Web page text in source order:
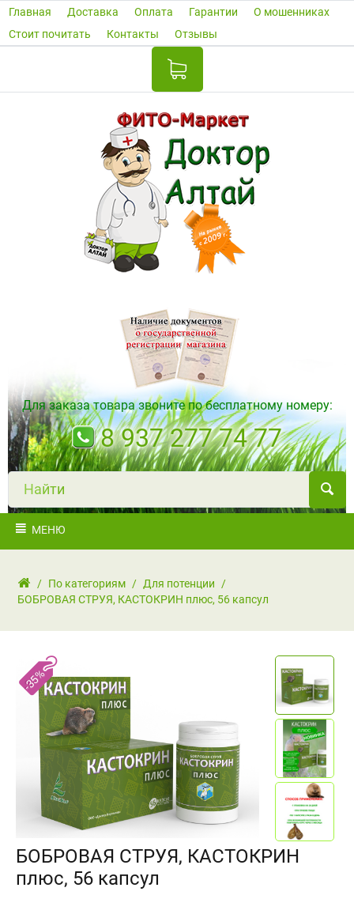
Главная Доставка Оплата Гарантии
О мошенниках
Стоит почитать
Контакты Отзывы
Для заказа товара звоните по бесплатному номеру:
8 937 277 74 77
Найти
МЕНЮ
/ По категориям / Для потенции /
БОБРОВАЯ СТРУЯ, КАСТОКРИН плюс, 56 капсул
БОБРОВАЯ СТРУЯ, КАСТОКРИН
плюс, 56 капсул
-35%